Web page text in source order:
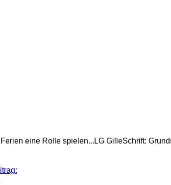
eine Rolle spielen...LG GilleSchrift: